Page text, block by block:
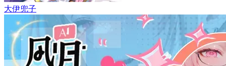
大伊兜子